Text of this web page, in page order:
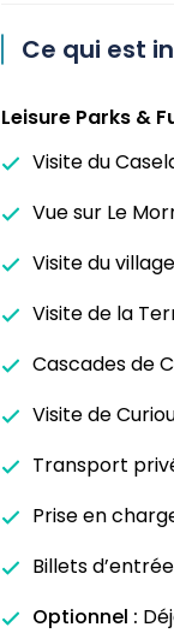
Ce qui est
Leisure Parks &
Visite du
Vue sur Le
Visite du
Visite de la
Cascades de
Visite de
Transport
Prise en
Billets
Optionnel :